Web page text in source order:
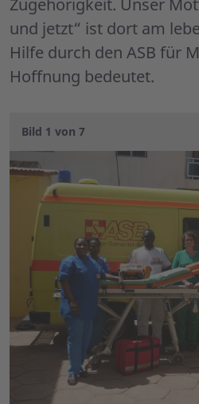
Zugehörigkeit. Unser
und jetzt“ ist dort am
Hilfe durch den ASB für
Hoffnung bedeutet.
Galerie
Bild 1 von 7